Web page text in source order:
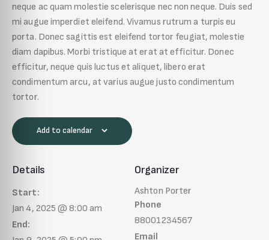
neque ac quam molestie scelerisque nec non neque. Duis sed
mi augue imperdiet eleifend. Vivamus rutrum a turpis eu
porta. Donec sagittis est eleifend tortor feugiat, molestie
diam dapibus. Morbi tristique at erat at efficitur. Donec
efficitur, neque quis luctus et aliquet, libero erat
condimentum arcu, at varius augue justo condimentum
tortor.
Add to calendar
Details
Start:
Jan 4, 2025 @ 8:00 am
End:
Organizer
Ashton Porter
Phone
88001234567
Email